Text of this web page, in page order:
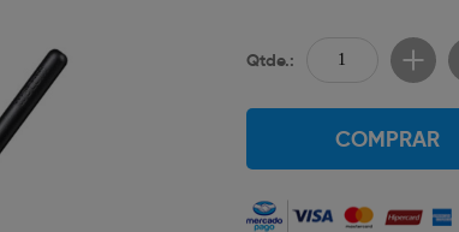
Qtde.:
COMPRAR